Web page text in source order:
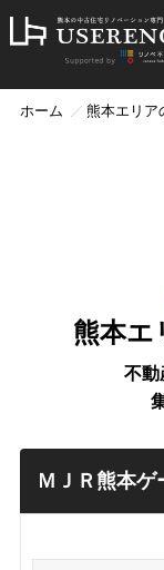
ホーム 熊本エリア
熊本エ
不動
ＭＪＲ熊本